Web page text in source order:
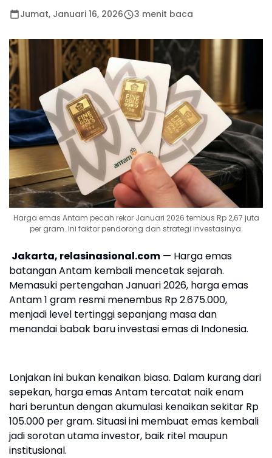
Jumat, Januari 16, 2026 3 menit baca
Harga emas Antam pecah rekor Januari 2026 tembus Rp 2,67 juta
per gram. Ini faktor pendorong dan strategi investasinya.
Jakarta, relasinasional.com — Harga emas
batangan Antam kembali mencetak sejarah.
Memasuki pertengahan Januari 2026, harga emas
Antam 1 gram resmi menembus Rp 2.675.000,
menjadi level tertinggi sepanjang masa dan
menandai babak baru investasi emas di Indonesia.
Lonjakan ini bukan kenaikan biasa. Dalam kurang dari
sepekan, harga emas Antam tercatat naik enam
hari beruntun dengan akumulasi kenaikan sekitar Rp
105.000 per gram. Situasi ini membuat emas kembali
jadi sorotan utama investor, baik ritel maupun
institusional.